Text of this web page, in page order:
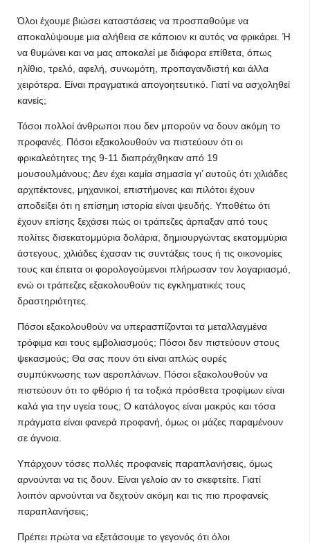
Όλοι έχουμε βιώσει καταστάσεις να προσπαθούμε να
αποκαλύψουμε μια αλήθεια σε κάποιον κι αυτός να φρικάρει. Ή
να θυμώνει και να μας αποκαλεί με διάφορα επίθετα, όπως
ηλίθιο, τρελό, αφελή, συνωμότη, προπαγανδιστή και άλλα
χειρότερα. Είναι πραγματικά απογοητευτικό. Γιατί να ασχοληθεί
κανείς;
Τόσοι πολλοί άνθρωποι που δεν μπορούν να δουν ακόμη το
προφανές. Πόσοι εξακολουθούν να πιστεύουν ότι οι
φρικαλεότητες της 9-11 διαπράχθηκαν από 19
μουσουλμάνους; Δεν έχει καμία σημασία γι’ αυτούς ότι χιλιάδες
αρχιτέκτονες, μηχανικοί, επιστήμονες και πιλότοι έχουν
αποδείξει ότι η επίσημη ιστορία είναι ψευδής. Υποθέτω ότι
έχουν επίσης ξεχάσει πώς οι τράπεζες άρπαξαν από τους
πολίτες δισεκατομμύρια δολάρια, δημιουργώντας εκατομμύρια
άστεγους, χιλιάδες έχασαν τις συντάξεις τους ή τις οικονομίες
τους και έπειτα οι φορολογούμενοι πλήρωσαν τον λογαριασμό,
ενώ οι τράπεζες εξακολουθούν τις εγκληματικές τους
δραστηριότητες.
Πόσοι εξακολουθούν να υπερασπίζονται τα μεταλλαγμένα
τρόφιμα και τους εμβολιασμούς; Πόσοι δεν πιστεύουν στους
ψεκασμούς; Θα σας πουν ότι είναι απλώς ουρές
συμπύκνωσης των αεροπλάνων. Πόσοι εξακολουθούν να
πιστεύουν ότι το φθόριο ή τα τοξικά πρόσθετα τροφίμων είναι
καλά για την υγεία τους; Ο κατάλογος είναι μακρύς και τόσα
πράγματα είναι φανερά προφανή, όμως οι μάζες παραμένουν
σε άγνοια.
Υπάρχουν τόσες πολλές προφανείς παραπλανήσεις, όμως
αρνούνται να τις δουν. Είναι γελοίο αν το σκεφτείτε. Γιατί
λοιπόν αρνούνται να δεχτούν ακόμη και τις πιο προφανείς
παραπλανήσεις;
Πρέπει πρώτα να εξετάσουμε το γεγονός ότι όλοι